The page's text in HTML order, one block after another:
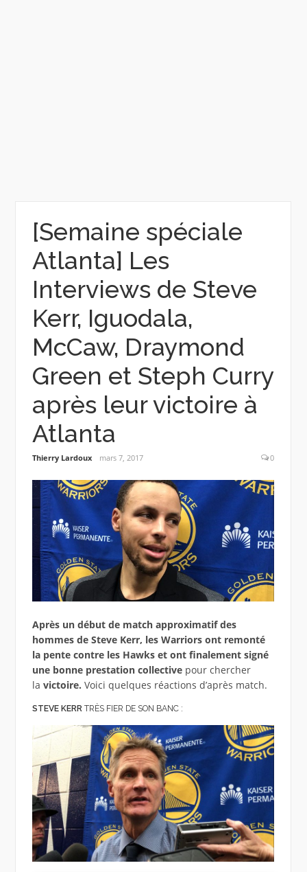
[Semaine spéciale
Atlanta] Les
Interviews de Steve
Kerr, Iguodala,
McCaw, Draymond
Green et Steph Curry
après leur victoire à
Atlanta
Thierry Lardoux mars 7, 2017 0
Après un début de match approximatif des
hommes de Steve Kerr, les Warriors ont remonté
la pente contre les Hawks et ont finalement signé
une bonne prestation collectivepour chercher
la victoire. Voici quelques réactions d’après match.
STEVE KERRTRÈS FIER DE SON BANC :